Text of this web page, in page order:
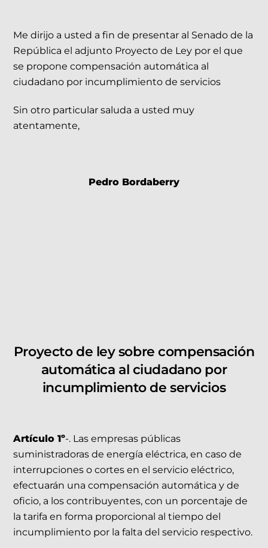
Me dirijo a usted a fin de presentar al Senado de la
República el adjunto Proyecto de Ley por el que
se propone compensación automática al
ciudadano por incumplimiento de servicios
Sin otro particular saluda a usted muy
atentamente,
Pedro Bordaberry
Proyecto de ley sobre compensación
automática al ciudadano por
incumplimiento de servicios
Artículo 1º-. Las empresas públicas
suministradoras de energía eléctrica, en caso de
interrupciones o cortes en el servicio eléctrico,
efectuarán una compensación automática y de
oficio, a los contribuyentes, con un porcentaje de
la tarifa en forma proporcional al tiempo del
incumplimiento por la falta del servicio respectivo.